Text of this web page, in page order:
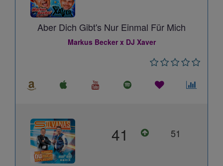
Aber Dich Gibt's Nur Einmal Für Mich
Markus Becker x DJ Xaver
41 51